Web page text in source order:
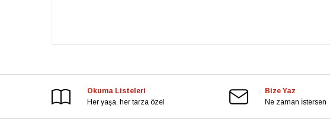
Okuma Listeleri
Her yaşa, her tarza özel
Bize Yaz
Ne zaman İstersen